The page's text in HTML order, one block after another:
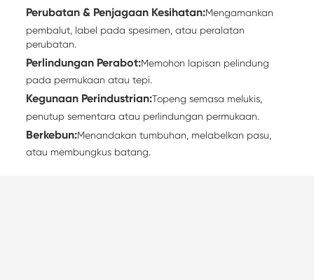
Perubatan & Penjagaan Kesihatan:Mengamankan
pembalut, label pada spesimen, atau peralatan
perubatan.
Perlindungan Perabot:Memohon lapisan pelindung
pada permukaan atau tepi.
Kegunaan Perindustrian:Topeng semasa melukis,
penutup sementara atau perlindungan permukaan.
Berkebun:Menandakan tumbuhan, melabelkan pasu,
atau membungkus batang.